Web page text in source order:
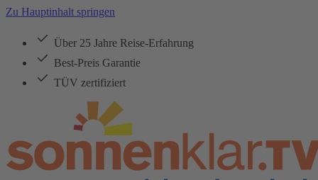
Zu Hauptinhalt springen
Über 25 Jahre Reise-Erfahrung
Best-Preis Garantie
TÜV zertifiziert